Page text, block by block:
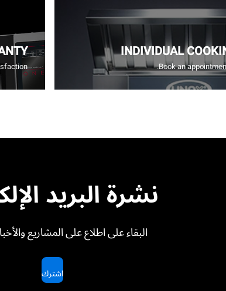
INDIVIDUAL
Book an
نشرة البريد
البقاء على اطلاع على المشاريع
اشترك